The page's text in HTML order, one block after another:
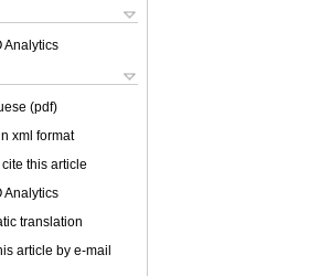
Analytics
(pdf)
xml format
this article
Analytics
translation
article by e-mail